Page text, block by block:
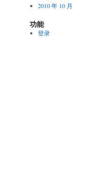
2010 年 10 月
功能
登录